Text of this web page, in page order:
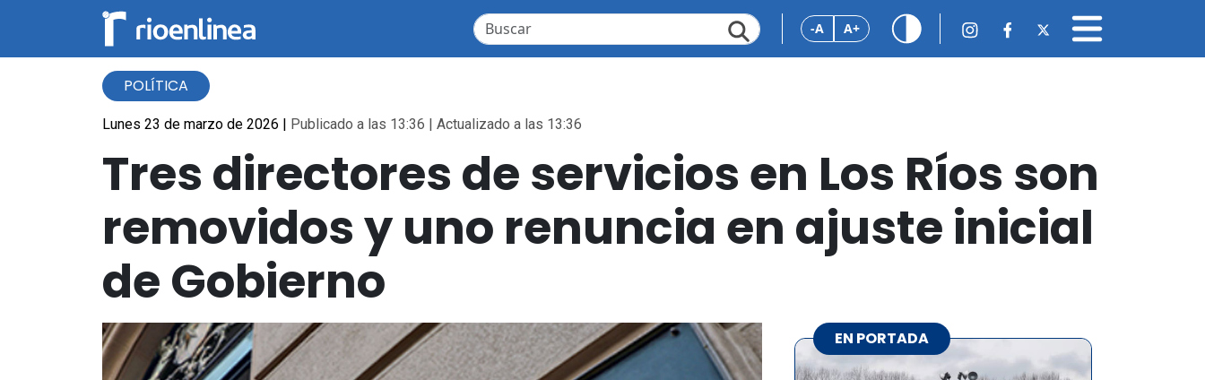
-A A+
POLÍTICA
Lunes 23 de marzo de 2026 | Publicado a las 13:36 | Actualizado a las 13:36
Tres directores de servicios en Los Ríos son
removidos y uno renuncia en ajuste inicial
de Gobierno
EN PORTADA